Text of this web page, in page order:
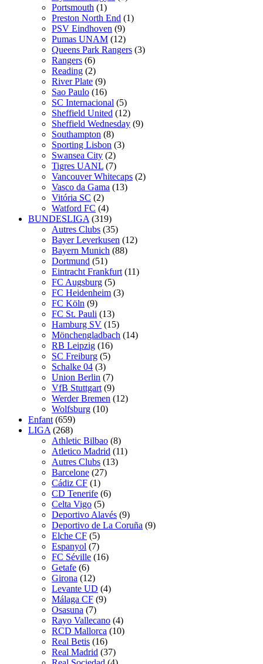
Portsmouth (1)
Preston North End (1)
PSV Eindhoven (9)
Pumas UNAM (12)
Queens Park Rangers (3)
Rangers (6)
Reading (2)
River Plate (9)
Sao Paulo (16)
SC Internacional (5)
Sheffield United (12)
Sheffield Wednesday (9)
Southampton (8)
Sporting Lisbon (3)
Swansea City (2)
Tigres UANL (7)
Vancouver Whitecaps (2)
Vasco da Gama (13)
Vitória SC (2)
Watford FC (4)
BUNDESLIGA (319)
Autres Clubs (35)
Bayer Leverkusen (12)
Bayern Munich (88)
Dortmund (51)
Eintracht Frankfurt (11)
FC Augsburg (5)
FC Heidenheim (3)
FC Köln (9)
FC St. Pauli (13)
Hamburg SV (15)
Mönchengladbach (14)
RB Leipzig (16)
SC Freiburg (5)
Schalke 04 (3)
Union Berlin (7)
VfB Stuttgart (9)
Werder Bremen (12)
Wolfsburg (10)
Enfant (659)
LIGA (268)
Athletic Bilbao (8)
Atletico Madrid (11)
Autres Clubs (13)
Barcelone (27)
Cádiz CF (1)
CD Tenerife (6)
Celta Vigo (5)
Deportivo Alavés (9)
Deportivo de La Coruña (9)
Elche CF (5)
Espanyol (7)
FC Séville (16)
Getafe (6)
Girona (12)
Levante UD (4)
Málaga CF (9)
Osasuna (7)
Rayo Vallecano (4)
RCD Mallorca (10)
Real Betis (16)
Real Madrid (37)